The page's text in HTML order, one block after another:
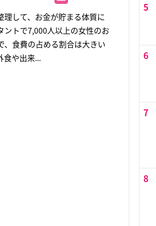
して、お金が貯まる体質に
トで7,000人以上の女性のお
食費の占める割合は大きい
食や出来...